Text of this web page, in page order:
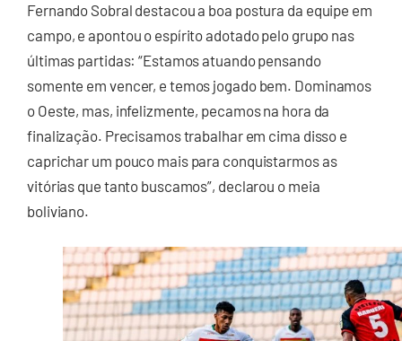
Fernando Sobral destacou a boa postura da equipe em
campo, e apontou o espírito adotado pelo grupo nas
últimas partidas: “Estamos atuando pensando
somente em vencer, e temos jogado bem. Dominamos
o Oeste, mas, infelizmente, pecamos na hora da
finalização. Precisamos trabalhar em cima disso e
caprichar um pouco mais para conquistarmos as
vitórias que tanto buscamos”, declarou o meia
boliviano.